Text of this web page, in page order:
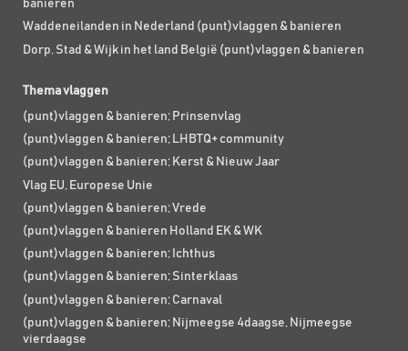
banieren
Waddeneilanden in Nederland (punt)vlaggen & banieren
Dorp, Stad & Wijk in het land België (punt)vlaggen & banieren
Thema vlaggen
(punt)vlaggen & banieren; Prinsenvlag
(punt)vlaggen & banieren; LHBTQ+ community
(punt)vlaggen & banieren; Kerst & Nieuw Jaar
Vlag EU, Europese Unie
(punt)vlaggen & banieren; Vrede
(punt)vlaggen & banieren Holland EK & WK
(punt)vlaggen & banieren; Ichthus
(punt)vlaggen & banieren; Sinterklaas
(punt)vlaggen & banieren; Carnaval
(punt)vlaggen & banieren; Nijmeegse 4daagse, Nijmeegse
vierdaagse